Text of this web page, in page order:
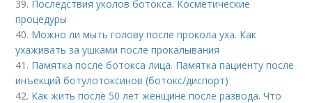
39. Последствия уколов ботокса. Косметические
процедуры
40. Можно ли мыть голову после прокола уха. Как
ухаживать за ушками после прокалывания
41. Памятка после ботокса лица. Памятка пациенту после
инъекций ботулотоксинов (ботокс/диспорт)
42. Как жить после 50 лет женщине после развода. Что